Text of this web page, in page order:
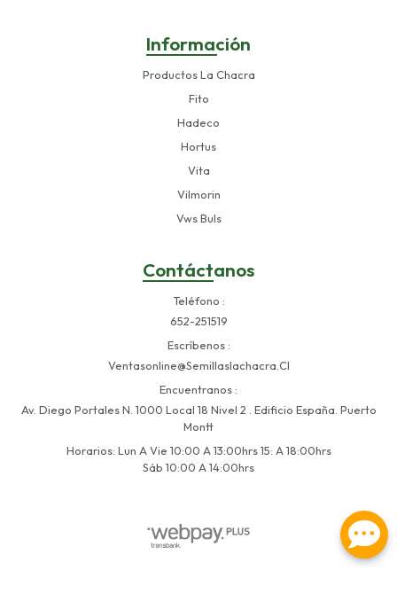
Información
Productos La Chacra
Fito
Hadeco
Hortus
Vita
Vilmorin
Vws Buls
Contáctanos
Teléfono
652-251519
Escríbenos
Ventasonline@semillaslachacra.cl
Encuentranos
Av. Diego Portales N. 1000 Local 18 Nivel 2 . Edificio España. Puerto
Montt
Horarios: Lun A Vie 10:00 A 13:00hrs 15: A 18:00hrs
Sáb 10:00 A 14:00hrs